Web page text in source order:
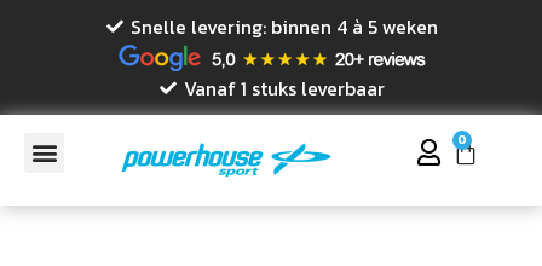
Snelle levering: binnen 4 à 5 weken
Vanaf 1 stuks leverbaar
0